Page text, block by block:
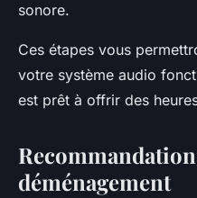
sonore.
Ces étapes vous
votre système audio
est prêt à offrir des
déménagement